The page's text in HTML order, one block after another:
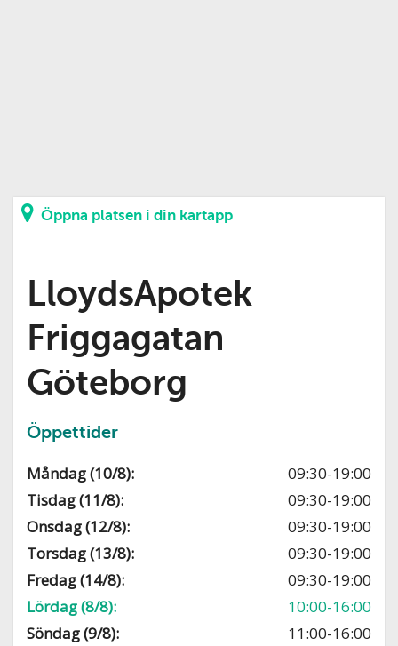
Öppna platsen i din kartapp
LloydsApotek
Friggagatan
Göteborg
Öppettider
Måndag (10/8):
09:30-19:00
Tisdag (11/8):
09:30-19:00
Onsdag (12/8):
09:30-19:00
Torsdag (13/8):
09:30-19:00
Fredag (14/8):
09:30-19:00
Lördag (8/8):
10:00-16:00
Söndag (9/8):
11:00-16:00